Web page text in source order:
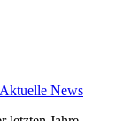
Aktuelle News